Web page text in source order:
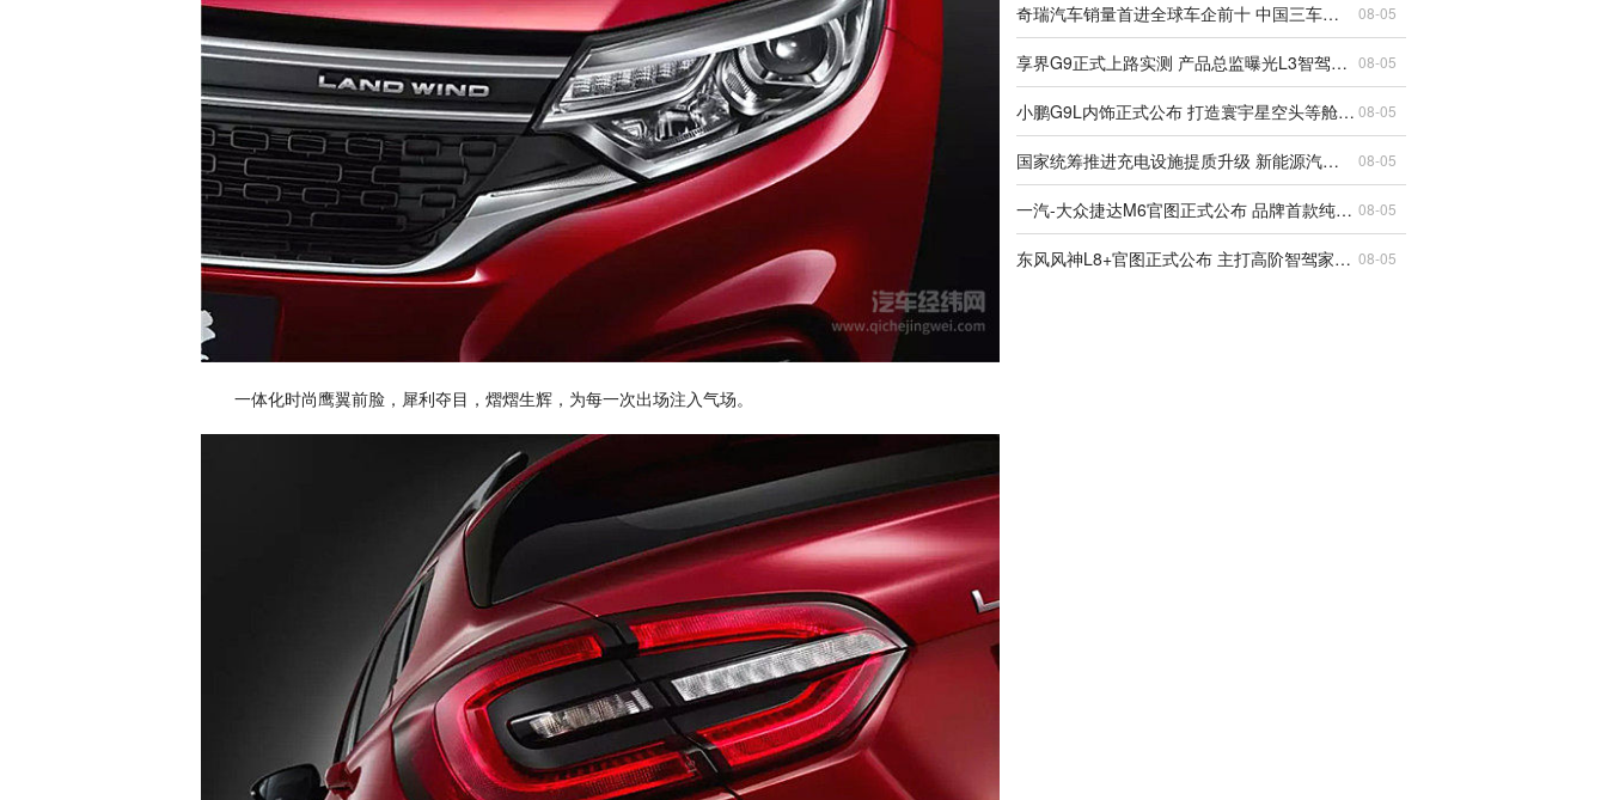
一体化时尚鹰翼前脸，犀利夺目，熠熠生辉，为每一次出场注入气场。
奇瑞汽车销量首进全球车企前十 中国三车企齐聚Top10创历史 08-05
享界G9正式上路实测 产品总监曝光L3智驾重磅标识 08-05
小鹏G9L内饰正式公布 打造寰宇星空头等舱智能座舱 08-05
国家统筹推进充电设施提质升级 新能源汽车充电服务迎来全面跃升 08-05
一汽-大众捷达M6官图正式公布 品牌首款纯电轿车下半年上市 08-05
东风风神L8+官图正式公布 主打高阶智驾家用插混SUV 08-05